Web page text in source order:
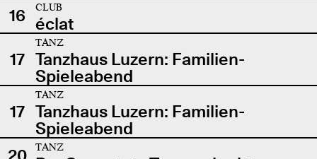
16
CLUB
éclat
17
TANZ
Tanzhaus Luzern: Familien-
Spieleabend
17
TANZ
Tanzhaus Luzern: Familien-
Spieleabend
TANZ